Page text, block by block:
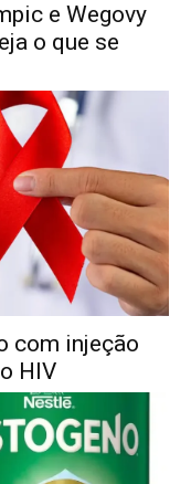
e Wegovy
o que se
com injeção
HIV